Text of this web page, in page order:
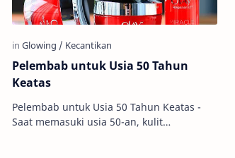
Pelembab untuk Usia 50 Tahun
Keatas
Pelembab untuk Usia 50 Tahun Keatas -
Saat memasuki usia 50-an, kulit